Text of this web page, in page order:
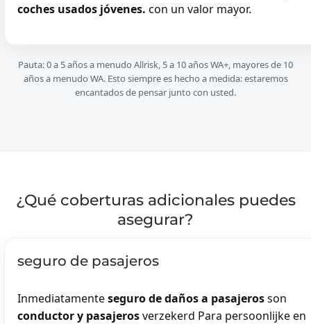
coches usados ​​jóvenes. con un valor mayor.
Pauta: 0 a 5 años a menudo Allrisk, 5 a 10 años WA+, mayores de 10
años a menudo WA. Esto siempre es hecho a medida: estaremos
encantados de pensar junto con usted.
¿Qué coberturas adicionales puedes
asegurar?
seguro de pasajeros
Inmediatamenteseguro de daños a pasajerosson
conductor y pasajerosverzekerd Para persoonlijke en